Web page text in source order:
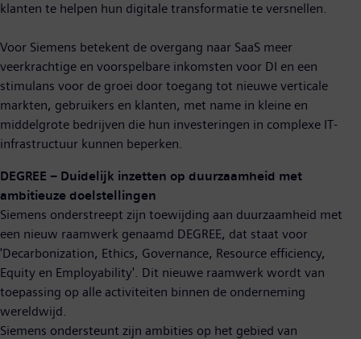
klanten te helpen hun digitale transformatie te versnellen.
Voor Siemens betekent de overgang naar SaaS meer
veerkrachtige en voorspelbare inkomsten voor DI en een
stimulans voor de groei door toegang tot nieuwe verticale
markten, gebruikers en klanten, met name in kleine en
middelgrote bedrijven die hun investeringen in complexe IT-
infrastructuur kunnen beperken.
DEGREE – Duidelijk inzetten op duurzaamheid met
ambitieuze doelstellingen
Siemens onderstreept zijn toewijding aan duurzaamheid met
een nieuw raamwerk genaamd DEGREE, dat staat voor
'Decarbonization, Ethics, Governance, Resource efficiency,
Equity en Employability'. Dit nieuwe raamwerk wordt van
toepassing op alle activiteiten binnen de onderneming
wereldwijd.
Siemens ondersteunt zijn ambities op het gebied van